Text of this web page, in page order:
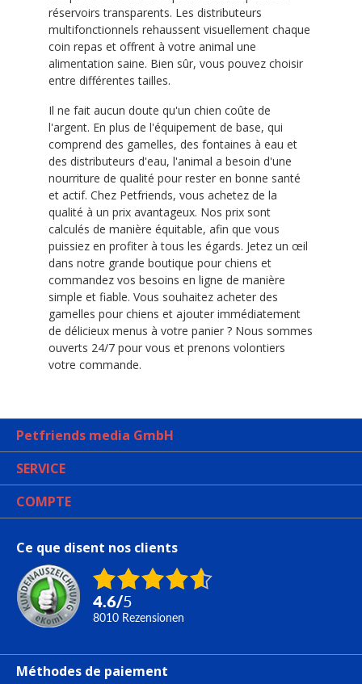
réservoirs transparents. Les distributeurs
multifonctionnels rehaussent visuellement chaque
coin repas et offrent à votre animal une
alimentation saine. Bien sûr, vous pouvez choisir
entre différentes tailles.
Il ne fait aucun doute qu'un chien coûte de
l'argent. En plus de l'équipement de base, qui
comprend des gamelles, des fontaines à eau et
des distributeurs d'eau, l'animal a besoin d'une
nourriture de qualité pour rester en bonne santé
et actif. Chez Petfriends, vous achetez de la
qualité à un prix avantageux. Nos prix sont
calculés de manière équitable, afin que vous
puissiez en profiter à tous les égards. Jetez un œil
dans notre grande boutique pour chiens et
commandez vos besoins en ligne de manière
simple et fiable. Vous souhaitez acheter des
gamelles pour chiens et ajouter immédiatement
de délicieux menus à votre panier ? Nous sommes
ouverts 24/7 pour vous et prenons volontiers
votre commande.
Petfriends media GmbH
SERVICE
COMPTE
Ce que disent nos clients
4.6/5
8010 Rezensionen
Méthodes de paiement